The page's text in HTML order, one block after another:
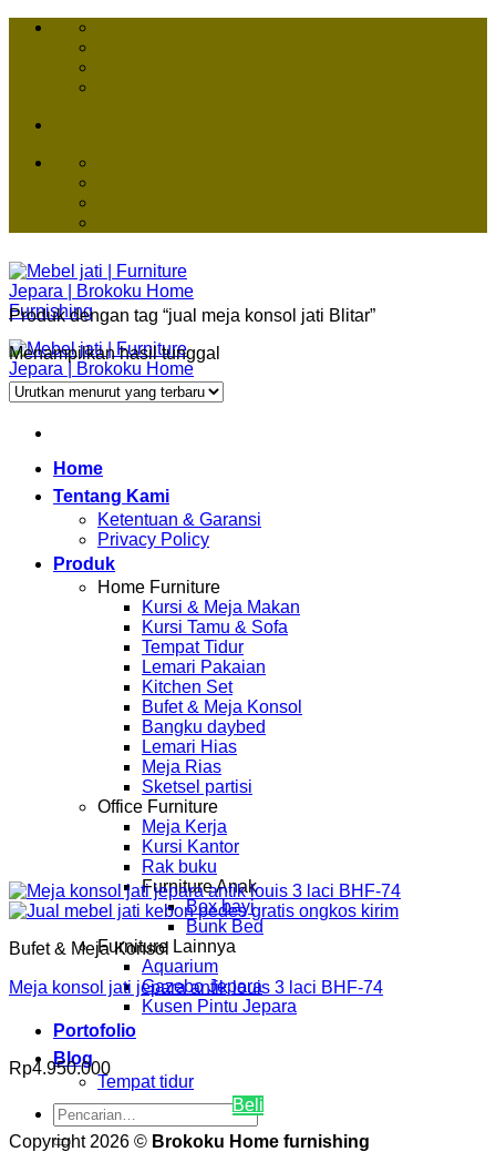
Skip
Home
Tentang Kami
Ketentuan & Garansi
Privacy Policy
Produk
Home Furniture
Kursi & Meja Makan
Kursi Tamu & Sofa
Tempat Tidur
Lemari Pakaian
Kitchen Set
Bufet & Meja Konsol
Bangku daybed
Lemari Hias
Meja Rias
Sketsel partisi
Office Furniture
Meja Kerja
Kursi Kantor
Rak buku
Furniture Anak
Box bayi
Bunk Bed
Furniture Lainnya
Aquarium
Gazebo Jepara
Kusen Pintu Jepara
Portofolio
Blog
Tempat tidur
Pencarian
untuk:
Produk dengan tag “jual meja konsol jati Blitar”
Menampilkan hasil tunggal
Bufet & Meja Konsol
Meja konsol jati jepara antik louis 3 laci BHF-74
Rp4.950.000
Beli
Copyright 2026 © Brokoku Home furnishing